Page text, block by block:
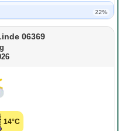
22%
06369
14°C